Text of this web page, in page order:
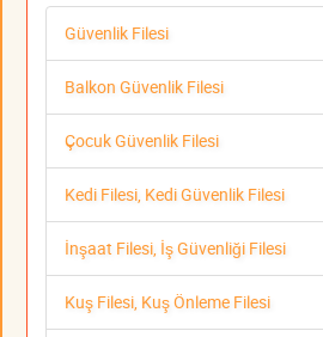
Güvenlik Filesi
Balkon Güvenlik Filesi
Çocuk Güvenlik Filesi
Kedi Filesi, Kedi Güvenlik Filesi
İnşaat Filesi, İş Güvenliği Filesi
Kuş Filesi, Kuş Önleme Filesi